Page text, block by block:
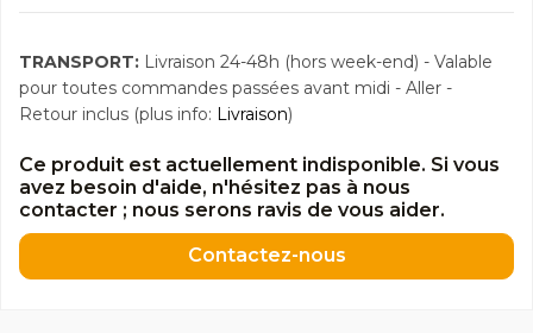
TRANSPORT: Livraison 24-48h (hors week-end) - Valable
pour toutes commandes passées avant midi - Aller -
Retour inclus (plus info: Livraison)
Ce produit est actuellement indisponible. Si vous
avez besoin d'aide, n'hésitez pas à nous
contacter ; nous serons ravis de vous aider.
Contactez-nous